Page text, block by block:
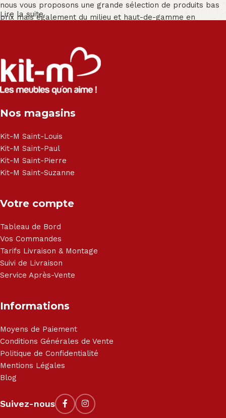
nous vous proposons une grande sélection de produits bas
prix mais également du milieu et haut-de-gamme en
Salon angle - Salon convertible - Salon relax - Canapé -
Canapé lit - Cuisine sur-mesure - Fauteuil - Armoire - Table
et chaise - Meuble de salle de bain - Literie - Lit - Bureau -
Électroménager - Télévision led - Réfrigérateur -
- Matelas - Hifi Hitachi, LG, Sharp, Philips, Bosh, Moulinex,
Haier, Sony, Cecotec, Westpoint, Dyson.
Lire la suite
Nos magasins
Kit-M Saint-Louis
Kit-M Saint-Paul
Kit-M Saint-Pierre
Kit-M Saint-Suzanne
Votre compte
Tableau de Bord
Vos Commandes
Tarifs Livraison & Montage
Suivi de Livraison
Service Après-Vente
Informations
Moyens de Paiement
Conditions Générales de Vente
Politique de Confidentialité
Mentions Légales
Blog
Suivez-nous